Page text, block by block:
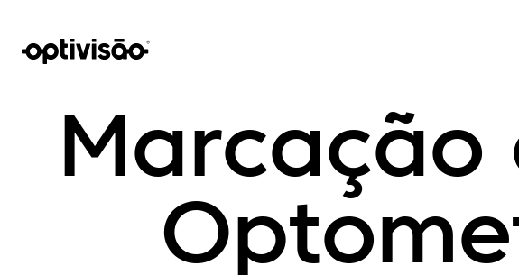
Marcação